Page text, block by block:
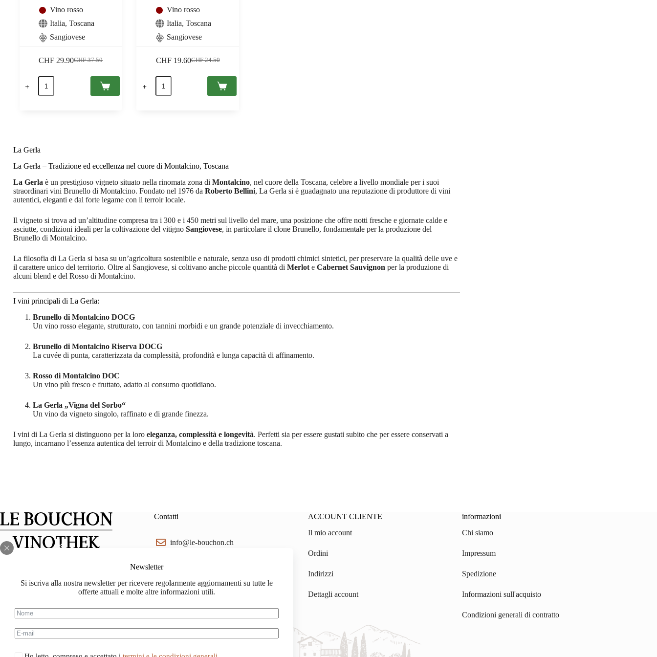
Newsletter
Si iscriva alla nostra newsletter per ricevere regolarmente aggiornamenti su tutte le
offerte attuali e molte altre informazioni utili.
Vino rosso
Italia, Toscana
Sangiovese
CHF37.50
Il
CHF 29.90
Il
Birba
2020
IGT
Vino rosso
Italia,Toscana
Sangiovese
CHF24.50
Il
CHF19.60
Il
Rosso
Montalcino
La Gerla
La Gerla – Tradizione ed eccellenza nel cuore di Montalcino, Toscana
La Gerla è un prestigioso vigneto situato nella rinomata zona di Montalcino, nel cuore della Toscana, celebre a livello mondiale per i suoi
straordinari vini Brunello di Montalcino. Fondato nel 1976 da Roberto Bellini, La Gerla si è guadagnato una reputazione di produttore di vini
autentici, eleganti e dal forte legame con il terroir locale.
Il vigneto si trova ad un’altitudine compresa tra i 300 e i 450 metri sul livello del mare, una posizione che offre notti fresche e giornate calde e
asciutte, condizioni ideali per la coltivazione del vitigno Sangiovese, in particolare il clone Brunello, fondamentale per la produzione del
Brunello di Montalcino.
La filosofia di La Gerla si basa su un’agricoltura sostenibile e naturale, senza uso di prodotti chimici sintetici, per preservare la qualità delle uve e
il carattere unico del territorio. Oltre al Sangiovese, si coltivano anche piccole quantità di Merlote Cabernet Sauvignon per la produzione di
alcuni blend e del Rosso di Montalcino.
I vini principali di La Gerla:
Brunello di Montalcino DOCG
Un vino rosso elegante, strutturato, con tannini morbidi e un grande potenziale di invecchiamento.
Brunello di Montalcino Riserva DOCG
La cuvée di punta, caratterizzata da complessità, profondità e lunga capacità di affinamento.
Rosso di Montalcino DOC
Un vino più fresco e fruttato, adatto al consumo quotidiano.
La Gerla „Vigna del Sorbo“
Un vino da vigneto singolo, raffinato e di grande finezza.
I vini di La Gerla si distinguono per la loro eleganza, complessità e longevità. Perfetti sia per essere gustati subito che per essere conservati a
lungo, incarnano l’essenza autentica del terroir di Montalcino e della tradizione toscana.
Contatti
info@le-bouchon.ch
078 714 88 88
ACCOUNT CLIENTE
Il mio account
Ordini
Indirizzi
Dettagli account
informazioni
Chi siamo
Impressum
Spedizione
Informazioni sull'acquisto
Condizioni generali di contratto